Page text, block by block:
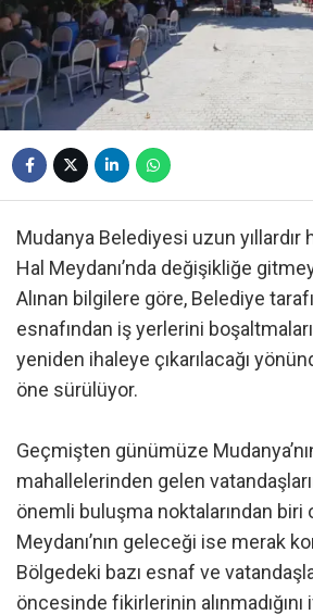
Mudanya Belediyesi uzun
Hal Meydanı’nda değişikliğe
Alınan bilgilere göre, Belediye
esnafından iş yerlerini
yeniden ihaleye çıkarılacağı
öne sürülüyor.
Geçmişten günümüze
mahallelerinden gelen
önemli buluşma noktalarından biri
Meydanı’nın geleceği ise merak
Bölgedeki bazı esnaf ve
öncesinde fikirlerinin